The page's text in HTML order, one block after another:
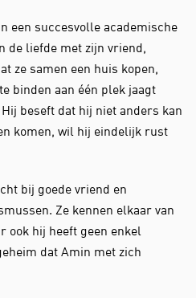
een succesvolle academische
de liefde met zijn vriend,
ze samen een huis kopen,
binden aan één plek jaagt
beseft dat hij niet anders kan
komen, wil hij eindelijk rust
bij goede vriend en
Ze kennen elkaar van
ook hij heeft geen enkel
dat Amin met zich